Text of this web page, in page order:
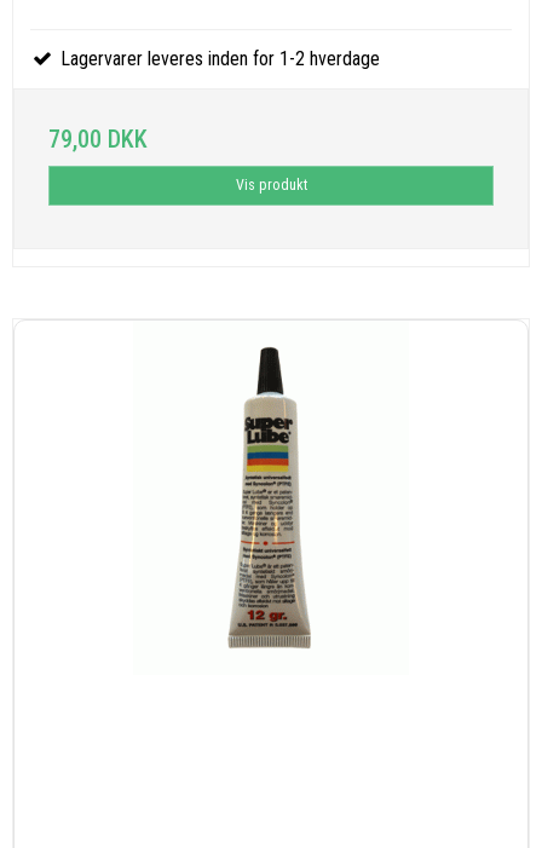
Lagervarer leveres inden for 1-2 hverdage
79,00 DKK
Vis produkt